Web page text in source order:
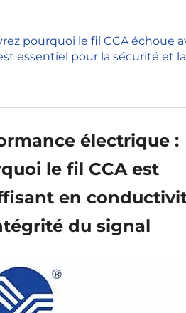
pourquoi le fil CCA échoue
essentiel pour la sécurité et
électrique :
le fil CCA est
en
du signal